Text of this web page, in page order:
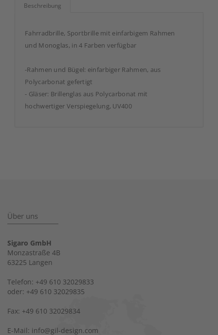
Beschreibung
Fahrradbrille, Sportbrille mit einfarbigem Rahmen
und Monoglas, in 4 Farben verfügbar
-Rahmen und Bügel: einfarbiger Rahmen, aus
Polycarbonat gefertigt
- Gläser: Brillenglas aus Polycarbonat mit
hochwertiger Verspiegelung, UV400
Über uns
Sigaro GmbH
Monzastraße 4B
63225 Langen
Telefon: +49 610 32029833
oder: +49 610 32029835
Fax: +49 610 32029834
E-Mail: info@gil-design.com